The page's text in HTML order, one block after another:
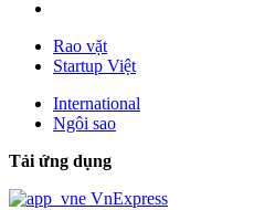
Rao vặt
Startup Việt
International
Ngôi sao
Tải ứng dụng
VnExpress